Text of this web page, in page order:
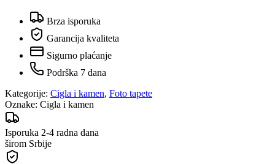
Brza isporuka
Garancija kvaliteta
Sigurno plaćanje
Podrška 7 dana
Kategorije: Cigla i kamen, Foto tapete
Oznake: Cigla i kamen
Isporuka 2-4 radna dana
širom Srbije